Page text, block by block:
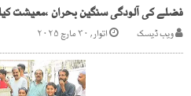
فضلے کی آلودگی سنگین بحران ،معیشت
ویب ڈیسک اتوار, ۳۰ مارچ ۲۰۲۵